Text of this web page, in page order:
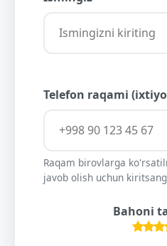
Telefon raqami
Raqam birovlarga
javob olish uchun
Bahoni